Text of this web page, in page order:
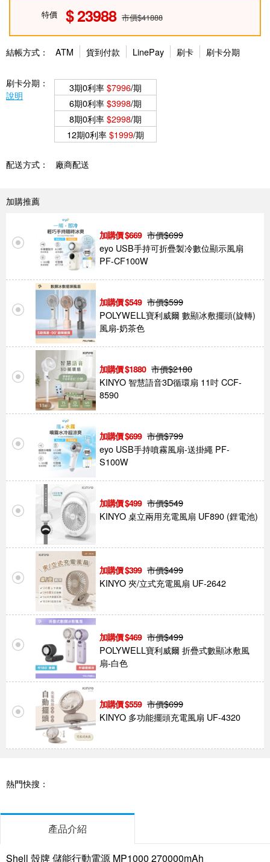
特價 23988 市價$41888
結帳方式： ATM 貨到付款 LinePay 刷卡 刷卡分期
刷卡分期：
說明
3期0利率$7996/期
6期0利率$3998/期
8期0利率$2998/期
12期0利率$1999/期
配送方式： 廠商配送
加購推薦
669 市價$699
eyo USB手持可折疊製冷數位顯示風扇
PF-CF100W
549 市價$599
POLYWELL寶利威爾 數顯冰敷擺頭(旋轉)
風扇-奶茶色
1880 市價$2180
KINYO 智慧語音3D循環扇 11吋 CCF-
8590
699 市價$799
eyo USB手持噴霧風扇-送掛繩 PF-
S100W
499 市價$549
KINYO 桌立兩用充電風扇 UF890 (鋰電池)
399 市價$499
KINYO 夾/立式充電風扇 UF-2642
469 市價$499
POLYWELL寶利威爾 折疊式數顯冰敷風
扇-白色
559 市價$699
KINYO 多功能擺頭充電風扇 UF-4320
熱門快搜：
產品介紹
Shell 殼牌 儲能行動電源 MP1000 270000mAh